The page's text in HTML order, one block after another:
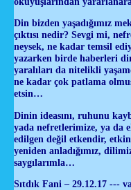
Din bizden yaşadığımız
çıktısı nedir? Sevgi mi,
neysek, ne kadar temsil
yazarken birde haberleri
yaralıları da nitelikli
ne kadar çok patlama
etsin…
Dinin ideasını, ruhunu
yada nefretlerimize, ya da
edilgen değil etkendir,
yeniden anladığımız,
saygılarımla…
Sıtdık Fani – 29.12.17 ---